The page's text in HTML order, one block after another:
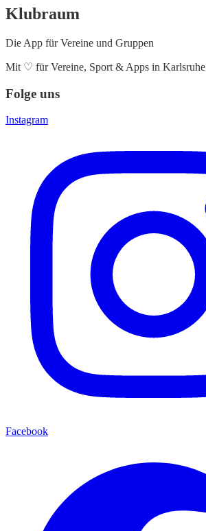
Klubraum
Die App für Vereine und Gruppen
Mit ♡ für Vereine, Sport & Apps in Karlsruhe
Folge uns
Instagram
Facebook